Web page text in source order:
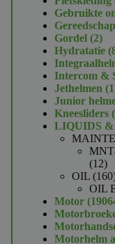
Gebruikte
Gereedschap
Gordel 22
Hydratatie
Intercom &
Jethelmen 1
Junior
Kneesliders
LIQUIDS
1212
OIL 160
OIL
Motor
Motorhelm